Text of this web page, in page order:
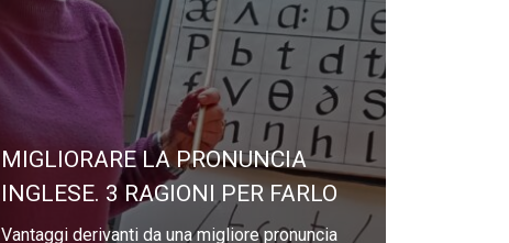
MIGLIORARE LA PRONUNCIA
INGLESE. 3 RAGIONI PER FARLO
Vantaggi derivanti da una migliore pronuncia